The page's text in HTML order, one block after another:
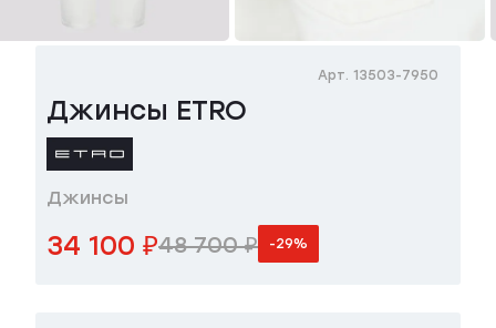
Джинсы ETRO
Арт. 13503-7950
Джинсы
34 100 ₽48 700 ₽ -29%